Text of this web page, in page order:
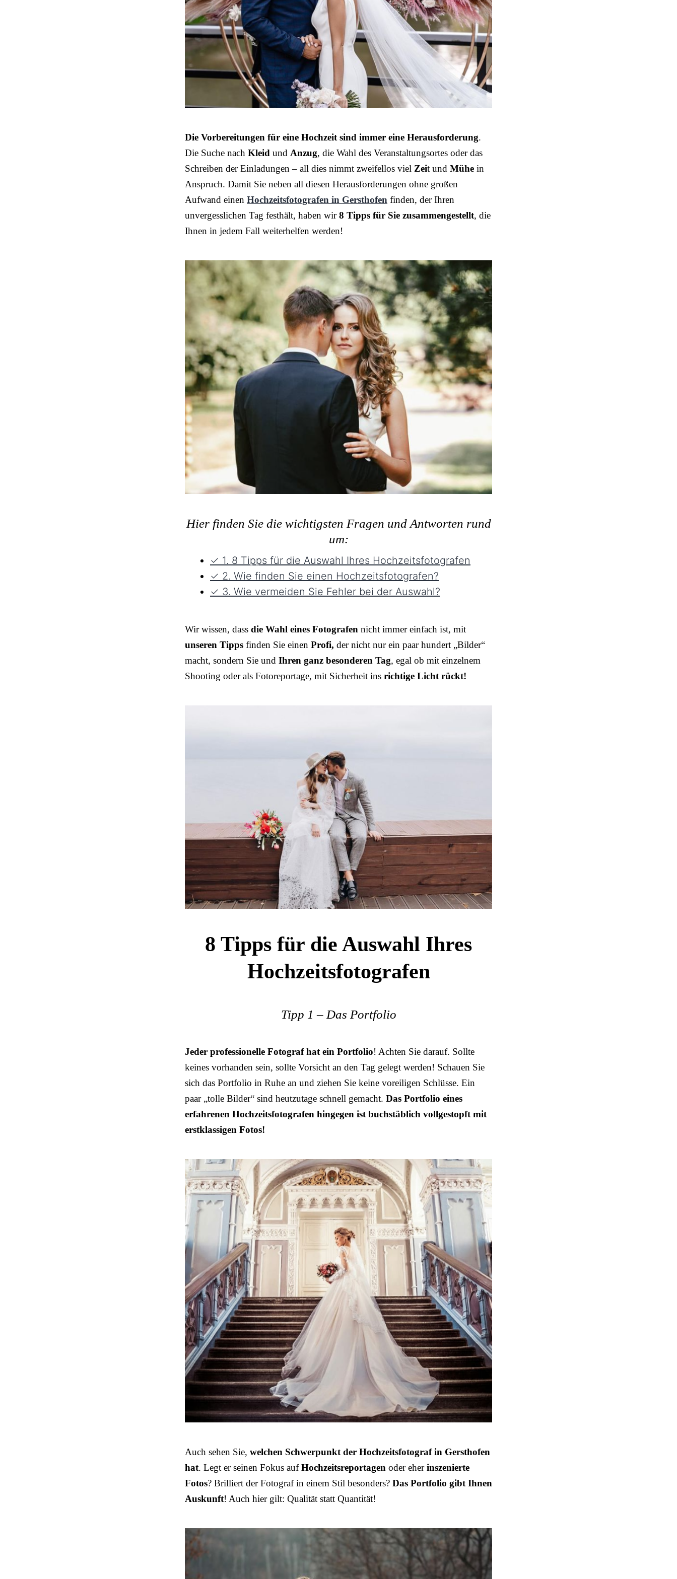
Die Vorbereitungen für eine Hochzeit sind immer eine Herausforderung.
Die Suche nach Kleid und Anzug, die Wahl des Veranstaltungsortes oder das
Schreiben der Einladungen – all dies nimmt zweifellos viel Zeit und Mühe in
Anspruch. Damit Sie neben all diesen Herausforderungen ohne großen
Aufwand einen Hochzeitsfotografen in Gersthofen finden, der Ihren
unvergesslichen Tag festhält, haben wir8 Tipps für Sie zusammengestellt, die
Ihnen in jedem Fall weiterhelfen werden!
Hier finden Sie die wichtigsten Fragen und Antworten rund
um:
✓ 1. 8 Tipps für die Auswahl Ihres Hochzeitsfotografen
✓ 2. Wie finden Sie einen Hochzeitsfotografen?
✓ 3. Wie vermeiden Sie Fehler bei der Auswahl?
Wir wissen, dass die Wahl eines Fotografen nicht immer einfach ist, mit
unseren Tipps finden Sie einen Profi, der nicht nur ein paar hundert „Bilder“
macht, sondern Sie und Ihren ganz besonderen Tag, egal ob mit einzelnem
Shooting oder als Fotoreportage, mit Sicherheit ins richtige Licht rückt!
8 Tipps für die Auswahl Ihres
Hochzeitsfotografen
Tipp 1 – Das Portfolio
Jeder professionelle Fotograf hat ein Portfolio! Achten Sie darauf. Sollte
keines vorhanden sein, sollte Vorsicht an den Tag gelegt werden! Schauen Sie
sich das Portfolio in Ruhe an und ziehen Sie keine voreiligen Schlüsse. Ein
paar „tolle Bilder“ sind heutzutage schnell gemacht. Das Portfolio eines
erfahrenen Hochzeitsfotografen hingegen ist buchstäblich vollgestopft mit
erstklassigen Fotos!
Auch sehen Sie, welchen Schwerpunkt der Hochzeitsfotograf in Gersthofen
hat. Legt er seinen Fokus aufHochzeitsreportagen oder eherinszenierte
Fotos? Brilliert der Fotograf in einem Stil besonders? Das Portfolio gibt Ihnen
Auskunft! Auch hier gilt: Qualität statt Quantität!